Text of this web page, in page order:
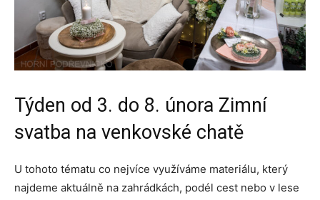
Týden od 3. do 8. února Zimní
svatba na venkovské chatě
U tohoto tématu co nejvíce využíváme materiálu, který
najdeme aktuálně na zahrádkách, podél cest nebo v lese